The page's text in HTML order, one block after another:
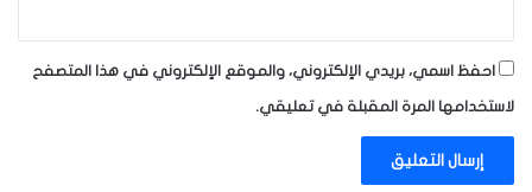
احفظ اسمي، بريدي الإلكتروني، والموقع الإلكتروني في هذا المتصفح
لاستخدامها المرة المقبلة في تعليقي.